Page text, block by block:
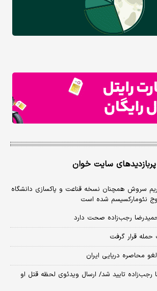
پربازدیدهای سایت خوان
سروش همچنان نسخه قناعت و پاکسازی دانشگاه
نئومارکسیسم شده است
رجب‌زاده صحت دارد
حمله قرار گرفت
محاصره دریایی ایران
تایید شد/ ارسال ویدئوی لحظه قتل او